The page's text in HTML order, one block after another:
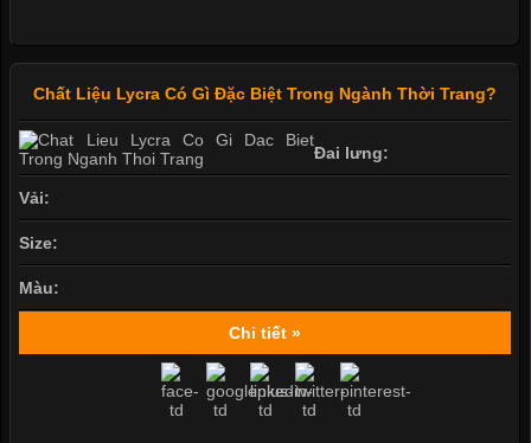
Chất Liệu Lycra Có Gì Đặc Biệt Trong Ngành Thời Trang?
Đai lưng:
Vải:
Size:
Màu:
Chi tiết »